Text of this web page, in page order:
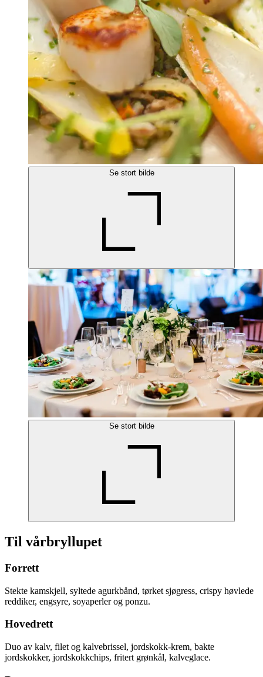
Se stort bilde
Se stort bilde
Til vårbryllupet
Forrett
Stekte kamskjell, syltede agurkbånd, tørket sjøgress, crispy høvlede
reddiker, engsyre, soyaperler og ponzu.
Hovedrett
Duo av kalv, filet og kalvebrissel, jordskokk-krem, bakte
jordskokker, jordskokkchips, fritert grønkål, kalveglace.